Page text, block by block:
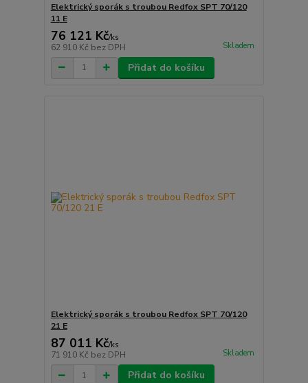
Elektrický sporák s troubou Redfox SPT 70/120
11 E
76 121 Kč/ks
62 910 Kč bez DPH Skladem
Přidat do košíku
Elektrický sporák s troubou Redfox SPT 70/120
21 E
87 011 Kč/ks
71 910 Kč bez DPH Skladem
Přidat do košíku